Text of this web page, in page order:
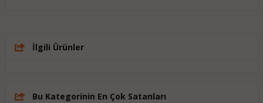
İlgili Ürünler
Bu Kategorinin En Çok Satanları